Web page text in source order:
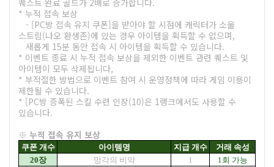
* 누적 접속 보상
- [PC방 접속 유지 쿠폰]을 받아야 할 시점에 캐릭터가 소울
스트림(나오 환생존)에 있는 경우 아이템을 획득할 수 없으며,
새롭게 15분 동안 접속 시 아이템을 획득할 수 있습니다.
* 이벤트 종료 시 누적 접속 보상을 제외한 이벤트 관련 퀘스트 및
아이템이 모두 삭제됩니다,
* 부적절한 방법으로 이벤트 참여 시 운영정책에 따라 게임 이용이
제한될 수 있습니다.
* [PC방 증폭된 스킬 수련 인장(10)은 1랭크에서도 사용할 수
있습니다.
※ 누적 접속 유지 보상
쿠폰 개수 아이템명 지급 개수
거래 속성
20장
망각의 비약 1 1회 가능